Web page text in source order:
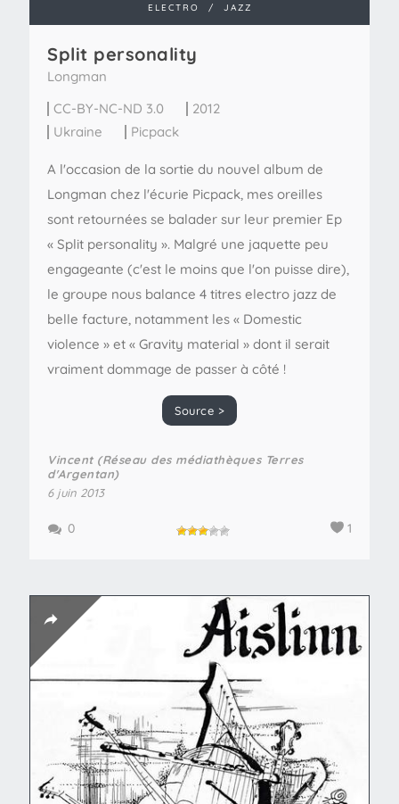
ELECTRO / JAZZ
Split personality
Longman
CC-BY-NC-ND 3.0
2012
Ukraine
Picpack
A l'occasion de la sortie du nouvel album de
Longman chez l'écurie Picpack, mes oreilles
sont retournées se balader sur leur premier Ep
« Split personality ». Malgré une jaquette peu
engageante (c'est le moins que l'on puisse dire),
le groupe nous balance 4 titres electro jazz de
belle facture, notamment les « Domestic
violence » et « Gravity material » dont il serait
vraiment dommage de passer à côté !
Source >
Vincent (Réseau des médiathèques Terres
d'Argentan)
6 juin 2013
1
0